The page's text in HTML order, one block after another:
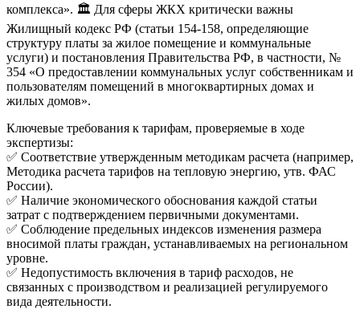
комплекса». 🏛️ Для сферы ЖКХ критически важны
Жилищный кодекс РФ (статьи 154-158, определяющие
структуру платы за жилое помещение и коммунальные
услуги) и постановления Правительства РФ, в частности, №
354 «О предоставлении коммунальных услуг собственникам и
пользователям помещений в многоквартирных домах и
жилых домов».
Ключевые требования к тарифам, проверяемые в ходе
экспертизы:
✅ Соответствие утвержденным методикам расчета (например,
Методика расчета тарифов на тепловую энергию, утв. ФАС
России).
✅ Наличие экономического обоснования каждой статьи
затрат с подтверждением первичными документами.
✅ Соблюдение предельных индексов изменения размера
вносимой платы граждан, устанавливаемых на региональном
уровне.
✅ Недопустимость включения в тариф расходов, не
связанных с производством и реализацией регулируемого
вида деятельности.